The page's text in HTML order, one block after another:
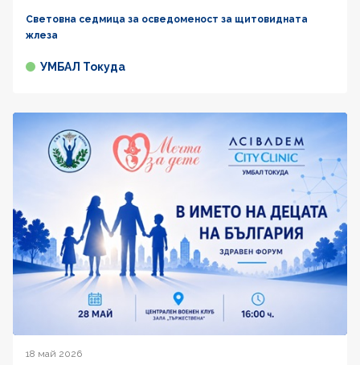
Световна седмица за осведоменост за щитовидната
жлеза
УМБАЛ Токуда
18 май 2026